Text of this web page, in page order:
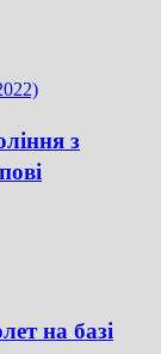
з
на базі